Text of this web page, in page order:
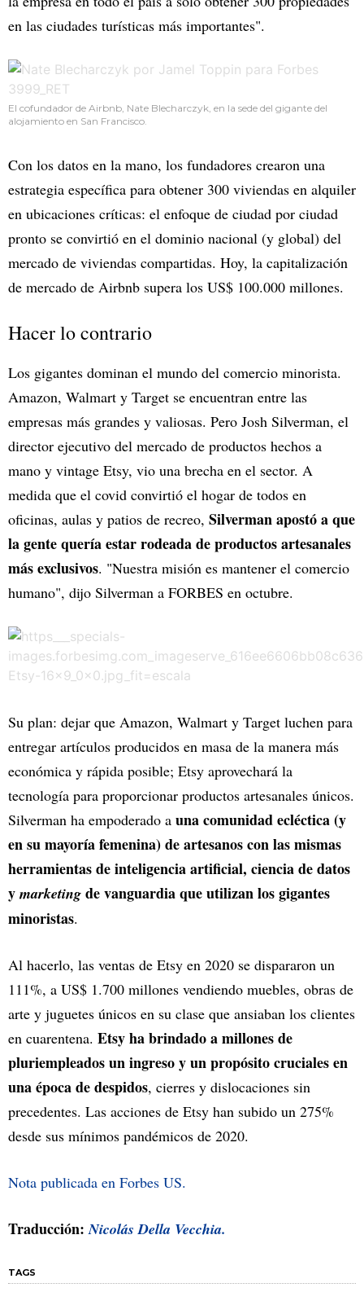
en las ciudades turísticas más importantes".
El cofundador de Airbnb, Nate Blecharczyk, en la sede del gigante del
alojamiento en San Francisco.
Con los datos en la mano, los fundadores crearon una
estrategia específica para obtener 300 viviendas en alquiler
en ubicaciones críticas: el enfoque de ciudad por ciudad
pronto se convirtió en el dominio nacional (y global) del
mercado de viviendas compartidas. Hoy, la capitalización
de mercado de Airbnb supera los US$ 100.000 millones.
Hacer lo contrario
Los gigantes dominan el mundo del comercio minorista.
Amazon, Walmart y Target se encuentran entre las
empresas más grandes y valiosas. Pero Josh Silverman, el
director ejecutivo del mercado de productos hechos a
mano y vintage Etsy, vio una brecha en el sector. A
medida que el covid convirtió el hogar de todos en
oficinas, aulas y patios de recreo, Silverman apostó a que
la gente quería estar rodeada de productos artesanales
más exclusivos. "Nuestra misión es mantener el comercio
humano", dijo Silverman a FORBES en octubre.
Su plan: dejar que Amazon, Walmart y Target luchen para
entregar artículos producidos en masa de la manera más
económica y rápida posible; Etsy aprovechará la
tecnología para proporcionar productos artesanales únicos.
Silverman ha empoderado a una comunidad ecléctica (y
en su mayoría femenina) de artesanos con las mismas
herramientas de inteligencia artificial, ciencia de datos
y marketing de vanguardia que utilizan los gigantes
minoristas.
Al hacerlo, las ventas de Etsy en 2020 se dispararon un
111%, a US$ 1.700 millones vendiendo muebles, obras de
arte y juguetes únicos en su clase que ansiaban los clientes
en cuarentena. Etsy ha brindado a millones de
pluriempleados un ingreso y un propósito cruciales en
una época de despidos, cierres y dislocaciones sin
precedentes. Las acciones de Etsy han subido un 275%
desde sus mínimos pandémicos de 2020.
Nota publicada en Forbes US.
Traducción:Nicolás Della Vecchia.
TAGS